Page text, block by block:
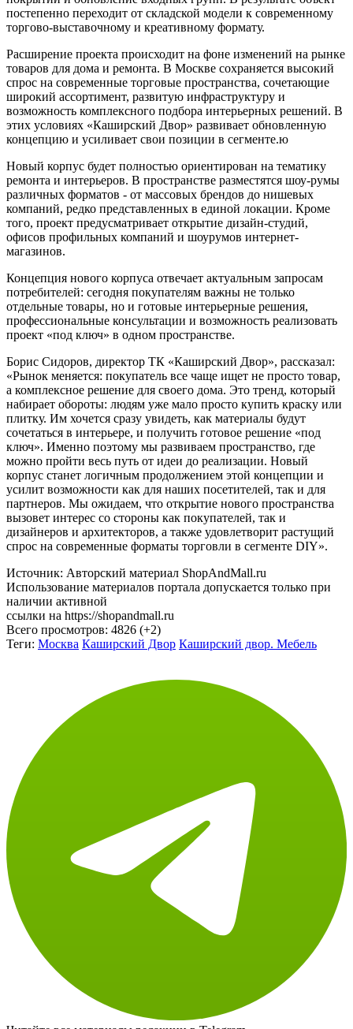
покрытий и обновление входных групп. В результате объект
постепенно переходит от складской модели к современному
торгово-выставочному и креативному формату.
Расширение проекта происходит на фоне изменений на рынке
товаров для дома и ремонта. В Москве сохраняется высокий
спрос на современные торговые пространства, сочетающие
широкий ассортимент, развитую инфраструктуру и
возможность комплексного подбора интерьерных решений. В
этих условиях «Каширский Двор» развивает обновленную
концепцию и усиливает свои позиции в сегменте.ю
Новый корпус будет полностью ориентирован на тематику
ремонта и интерьеров. В пространстве разместятся шоу-румы
различных форматов - от массовых брендов до нишевых
компаний, редко представленных в единой локации. Кроме
того, проект предусматривает открытие дизайн-студий,
офисов профильных компаний и шоурумов интернет-
магазинов.
Концепция нового корпуса отвечает актуальным запросам
потребителей: сегодня покупателям важны не только
отдельные товары, но и готовые интерьерные решения,
профессиональные консультации и возможность реализовать
проект «под ключ» в одном пространстве.
Борис Сидоров, директор ТК «Каширский Двор», рассказал:
«Рынок меняется: покупатель все чаще ищет не просто товар,
а комплексное решение для своего дома. Это тренд, который
набирает обороты: людям уже мало просто купить краску или
плитку. Им хочется сразу увидеть, как материалы будут
сочетаться в интерьере, и получить готовое решение «под
ключ». Именно поэтому мы развиваем пространство, где
можно пройти весь путь от идеи до реализации. Новый
корпус станет логичным продолжением этой концепции и
усилит возможности как для наших посетителей, так и для
партнеров. Мы ожидаем, что открытие нового пространства
вызовет интерес со стороны как покупателей, так и
дизайнеров и архитекторов, а также удовлетворит растущий
спрос на современные форматы торговли в сегменте DIY».
Источник: Авторский материал ShopAndMall.ru
Использование материалов портала допускается только при
наличии активной
ссылки на https://shopandmall.ru
Всего просмотров: 4826 (+2)
Теги: Москва Каширский Двор Каширский двор. Мебель